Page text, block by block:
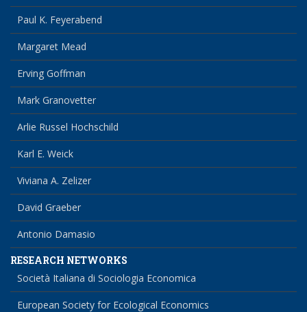
Paul K. Feyerabend
Margaret Mead
Erving Goffman
Mark Granovetter
Arlie Russel Hochschild
Karl E. Weick
Viviana A. Zelizer
David Graeber
Antonio Damasio
RESEARCH NETWORKS
Società Italiana di Sociologia Economica
European Society for Ecological Economics